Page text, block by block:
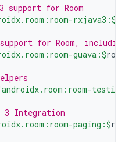
support for Room
rxjava3:$
for Room,
guava:$
Integration
paging:$